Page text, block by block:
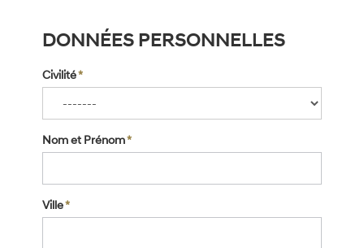
DONNÉES PERSONNELLES
Civilité*
Nom et Prénom*
Ville*